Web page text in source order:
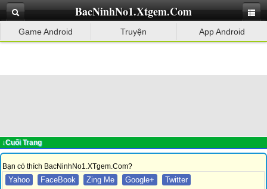
BacNinhNo1.Xtgem.Com
Game Android Truyện App Android
↓Cuối Trang
Bạn có thích BacNinhNo1.XTgem.Com?
Yahoo FaceBook Zing Me Google+ Twitter